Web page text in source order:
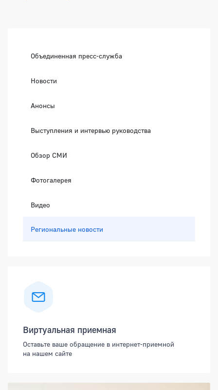
Объединенная пресс-служба
Новости
Анонсы
Выступления и интервью руководства
Обзор СМИ
Фотогалерея
Видео
Региональные новости
Виртуальная приемная
Оставьте ваше обращение в интернет-приемной
на нашем сайте